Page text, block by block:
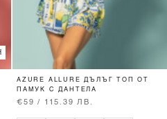
AZURE ALLURE ДЪЛЪГ ТОП ОТ
ПАМУК С ДАНТЕЛА
€59 / 115.39 ЛВ.